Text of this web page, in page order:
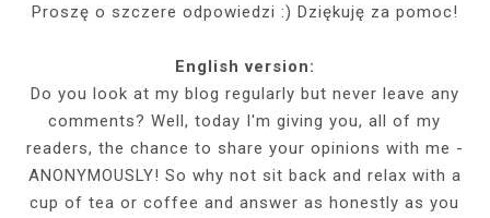
Proszę o szczere odpowiedzi :) Dziękuję za pomoc!
English version:
Do you look at my blog regularly but never leave any
comments? Well, today I'm giving you, all of my
readers, the chance to share your opinions with me -
ANONYMOUSLY! So why not sit back and relax with a
cup of tea or coffee and answer as honestly as you